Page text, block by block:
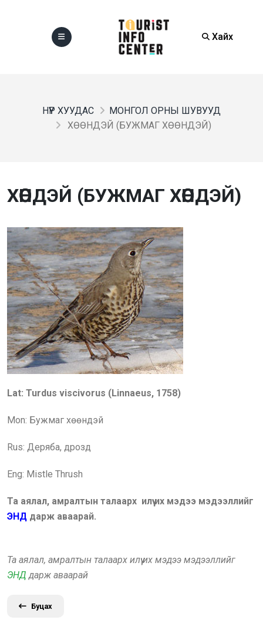
Хайх
НҮҮР ХУУДАС
МОНГОЛ ОРНЫ ШУВУУД
ХӨӨНДЭЙ (БУЖМАГ ХӨӨНДЭЙ)
ХӨӨНДЭЙ (БУЖМАГ ХӨӨНДЭЙ)
Lat: Turdus viscivorus (Linnaeus, 1758)
Mon: Бужмаг хөөндэй
Rus: Деряба, дрозд
Eng: Mistle Thrush
Та аялал, амралтын талаарх илүү их мэдээ мэдээллийг
ЭНД дарж аваарай.
Та аялал, амралтын талаарх илүү их мэдээ мэдээллийг
ЭНД дарж аваарай
Буцах